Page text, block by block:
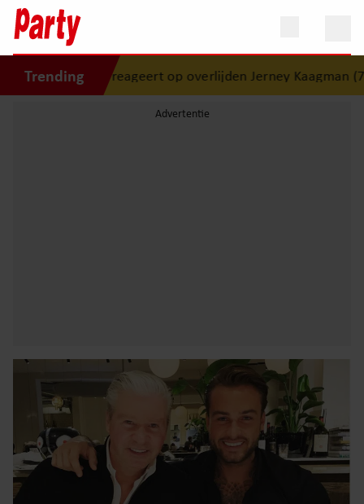
Trending
reageert op overlijden Jerney Kaagman (79): ‘Dat